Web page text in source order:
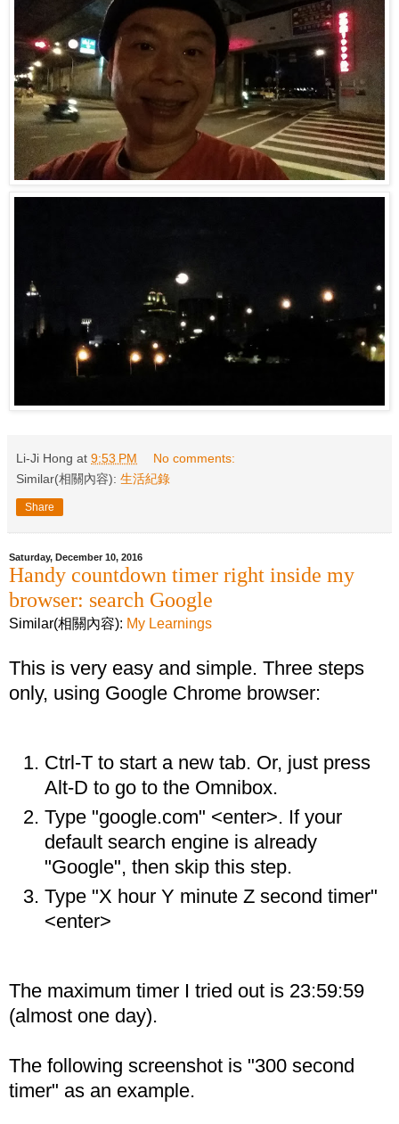
Li-Ji Hong at 9:53 PM
No comments:
Similar(相關內容): 生活紀錄
Share
Saturday, December 10, 2016
Handy countdown timer right inside my
browser: search Google
Similar(相關內容): My Learnings
This is very easy and simple. Three steps
only, using Google Chrome browser:
Ctrl-T to start a new tab. Or, just press
Alt-D to go to the Omnibox.
Type "google.com" <enter>. If your
default search engine is already
"Google", then skip this step.
Type "X hour Y minute Z second timer"
<enter>
The maximum timer I tried out is 23:59:59
(almost one day).
The following screenshot is "300 second
timer" as an example.